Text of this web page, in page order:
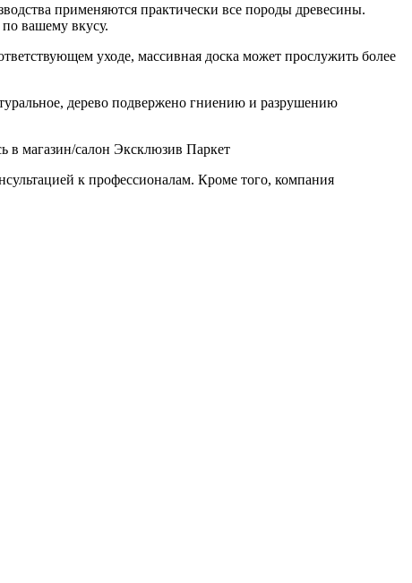
применяются практически все породы древесины.
вашему вкусу.
уходе, массивная доска может прослужить более
дерево подвержено гниению и разрушению
в магазин/салон Эксклюзив Паркет
к профессионалам. Кроме того, компания